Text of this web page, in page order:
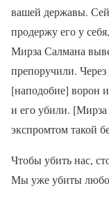
вашей державы.
продержу его у
Мирза Салмана
препоручили. Через
[наподобие] ворон
и его убили. [Мирза
экспромтом такой
Чтобы убить нас,
Мы уже убиты